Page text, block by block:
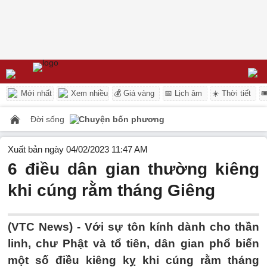
Mới nhất Xem nhiều 💰 Giá vàng 📅 Lịch âm ☀️ Thời tiết
Đời sống Chuyện bốn phương
Xuất bản ngày 04/02/2023 11:47 AM
6 điều dân gian thường kiêng
khi cúng rằm tháng Giêng
(VTC News) -Với sự tôn kính dành cho thần
linh, chư Phật và tổ tiên, dân gian phổ biến
một số điều kiêng kỵ khi cúng rằm tháng